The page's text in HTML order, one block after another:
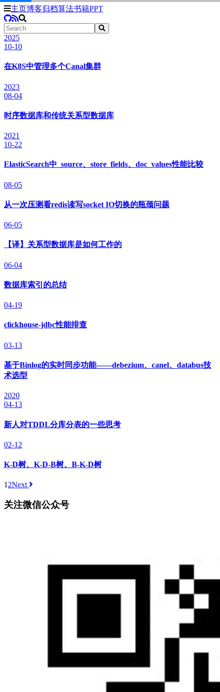
主页博客归档算法书籍PPT
2025
10-10
在K8S中管理多个Canal集群
2023
08-04
时序数据库和传统关系型数据库
2021
10-22
ElasticSearch中_source、store_fields、doc_values性能比较
08-05
从一次压测看redis读写socket IO切换的瓶颈问题
06-05
【译】关系型数据库是如何工作的
06-04
数据库索引的总结
04-19
clickhouse-jdbc性能排查
03-13
基于Binlog的实时同步功能——debezium、canel、databus技
术选型
2020
04-13
新人对TDDL分库分表的一些思考
02-12
K-D树、K-D-B树、B-K-D树
1 2Next
关注微信公众号